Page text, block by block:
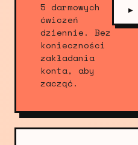
5 darmowych
ćwiczeń
dziennie. Bez
konieczności
zakładania
konta, aby
zacząć.
▶